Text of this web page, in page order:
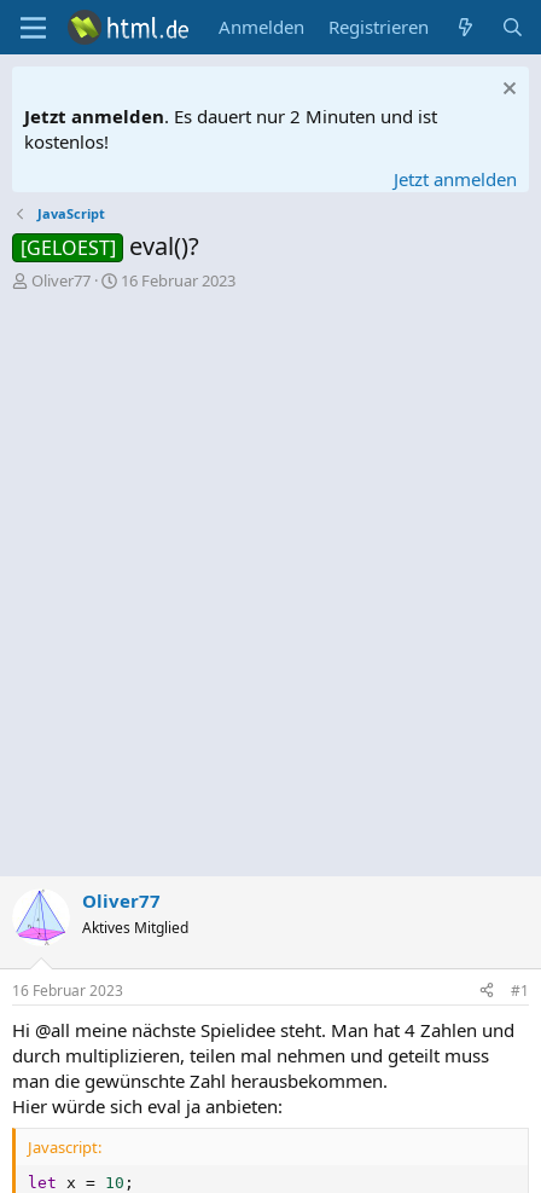
Anmelden Registrieren
Jetzt anmelden. Es dauert nur 2 Minuten und ist
kostenlos!
Jetzt anmelden
JavaScript
[GELOEST] eval()?
E
Oliver77
E16 Februar 2023
Oliver77
Aktives Mitglied
16 Februar 2023 #1
Hi @all meine nächste Spielidee steht. Man hat 4 Zahlen und
durch multiplizieren, teilen mal nehmen und geteilt muss
man die gewünschte Zahl herausbekommen.
Hier würde sich eval ja anbieten:
Javascript:
let x = 10 ;